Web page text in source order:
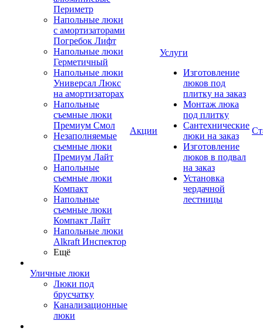
Периметр
Напольные люки
с амортизаторами
Погребок Лифт
Напольные люки
Герметичный
Напольные люки
Универсал Люкс
на амортизаторах
Напольные
съемные люки
Премиум Смол
Незаполняемые
съемные люки
Премиум Лайт
Напольные
съемные люки
Компакт
Напольные
съемные люки
Компакт Лайт
Напольные люки
Alkraft Инспектор
Ещё
Уличные люки
Люки под
брусчатку
Канализационные
люки
Акции
Услуги
Изготовление
люков под
плитку на заказ
Монтаж люка
под плитку
Сантехнические
люки на заказ
Изготовление
люков в подвал
на заказ
Установка
чердачной
лестницы